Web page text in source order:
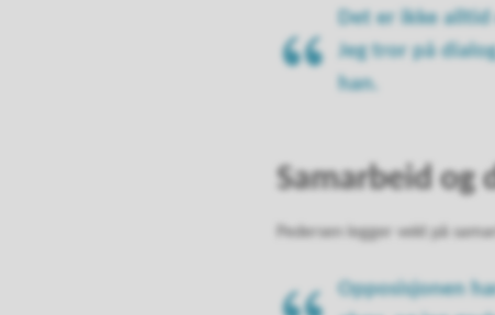
Det er ikke
Jeg tror på
han.
Samarbeid og
Pedersen legger vekt på
Opposisjonen